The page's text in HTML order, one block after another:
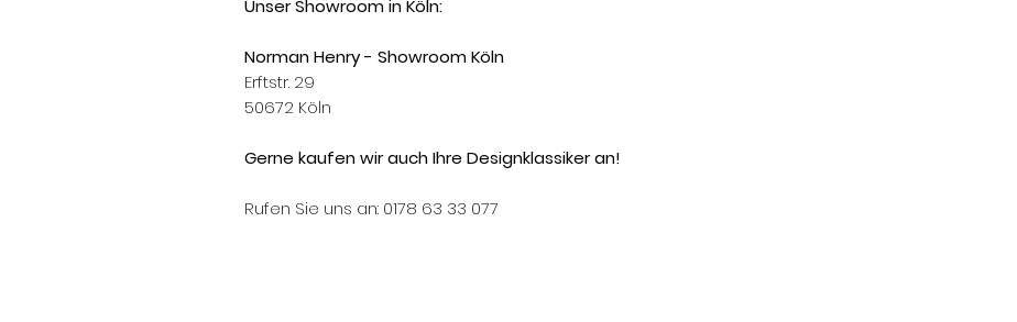
Unser Showroom in Köln:
Norman Henry - Showroom Köln
Erftstr. 29
50672 Köln
Gerne kaufen wir auch Ihre Designklassiker an!
Rufen Sie uns an: 0178 63 33 077